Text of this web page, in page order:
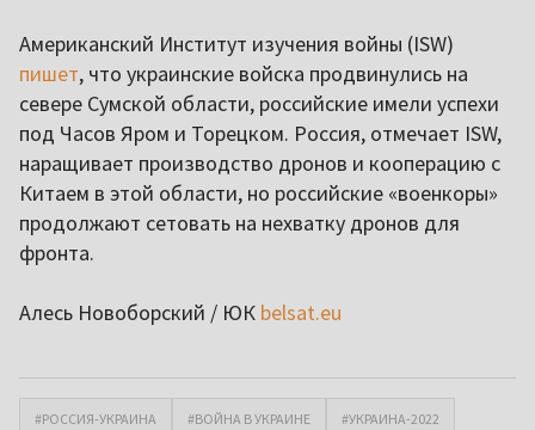
Американский Институт изучения войны (ISW)
пишет, что украинские войска продвинулись на
севере Сумской области, российские имели успехи
под Часов Яром и Торецком. Россия, отмечает ISW,
наращивает производство дронов и кооперацию с
Китаем в этой области, но российские «военкоры»
продолжают сетовать на нехватку дронов для
фронта.
Алесь Новоборский / ЮК belsat.eu
#РОССИЯ-УКРАИНА #ВОЙНА В УКРАИНЕ #УКРАИНА-2022